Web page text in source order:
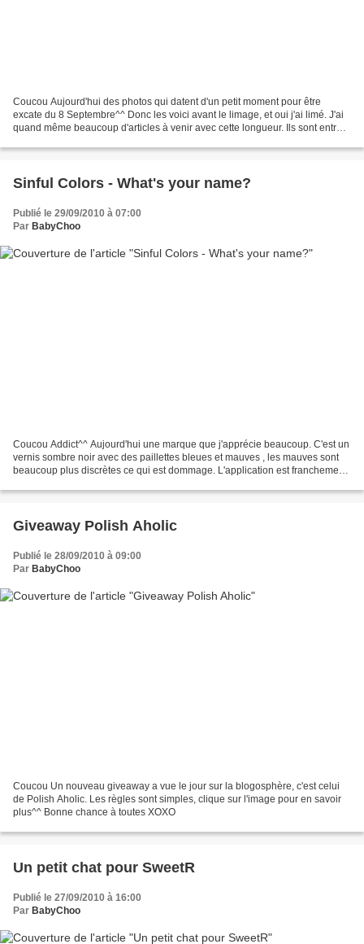
Coucou Aujourd'hui des photos qui datent d'un petit moment pour être
excate du 8 Septembre^^ Donc les voici avant le limage, et oui j'ai limé. J'ai
quand même beaucoup d'articles à venir avec cette longueur. Ils sont entre 8
Sinful Colors - What's your name?
Publié le 29/09/2010 à 07:00
Par BabyChoo
Coucou Addict^^ Aujourd'hui une marque que j'apprécie beaucoup. C'est un
vernis sombre noir avec des paillettes bleues et mauves , les mauves sont
beaucoup plus discrètes ce qui est dommage. L'application est franchement
Giveaway Polish Aholic
Publié le 28/09/2010 à 09:00
Par BabyChoo
Coucou Un nouveau giveaway a vue le jour sur la blogosphère, c'est celui
de Polish Aholic. Les règles sont simples, clique sur l'image pour en savoir
plus^^ Bonne chance à toutes XOXO
Un petit chat pour SweetR
Publié le 27/09/2010 à 16:00
Par BabyChoo